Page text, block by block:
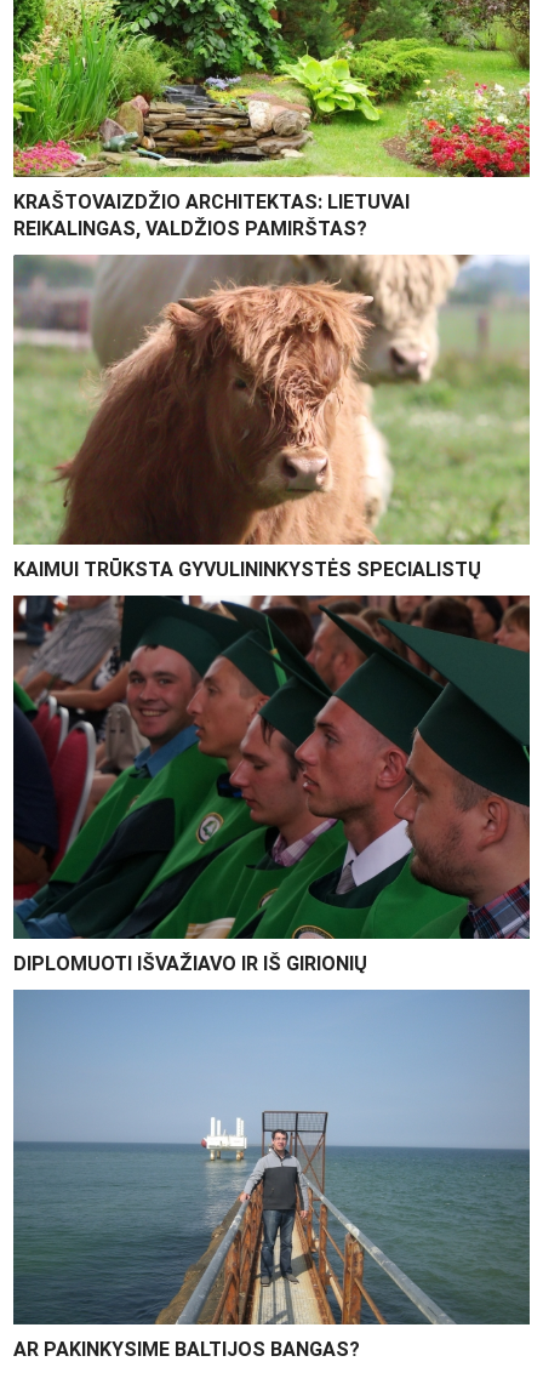
KRAŠTOVAIZDŽIO ARCHITEKTAS: LIETUVAI
REIKALINGAS, VALDŽIOS PAMIRŠTAS?
KAIMUI TRŪKSTA GYVULININKYSTĖS SPECIALISTŲ
DIPLOMUOTI IŠVAŽIAVO IR IŠ GIRIONIŲ
AR PAKINKYSIME BALTIJOS BANGAS?